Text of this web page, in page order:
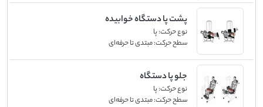
پشت پا دستگاه خوابیده
نوع حرکت:پا
سطح حرکت:مبتدی تا حرفه‌ای
جلو پا دستگاه
نوع حرکت:پا
سطح حرکت:مبتدی تا حرفه‌ای